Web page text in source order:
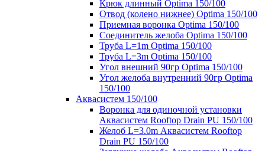
Крюк длинный Optima 150/100
Отвод (колено нижнее) Optima 150/100
Приемная воронка Optima 150/100
Соединитель желоба Optima 150/100
Труба L=1m Optima 150/100
Труба L=3m Optima 150/100
Угол внешний 90гр Optima 150/100
Угол желоба внутренний 90гр Optima
150/100
Аквасистем 150/100
Воронка для одиночной установки
Аквасистем Rooftop Drain PU 150/100
Желоб L=3.0m Аквасистем Rooftop
Drain PU 150/100